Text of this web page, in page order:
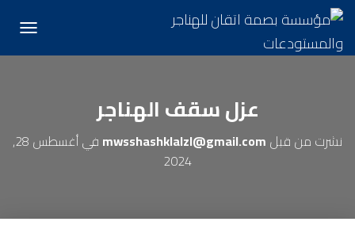
عزل سقف الهناجر
نشرت من قبل mwsshashklalzl@gmail.com في
أغسطس 28,
2024